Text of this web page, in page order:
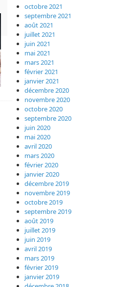
octobre 2021
septembre 2021
août 2021
juillet 2021
juin 2021
mai 2021
mars 2021
février 2021
janvier 2021
décembre 2020
novembre 2020
octobre 2020
septembre 2020
juin 2020
mai 2020
avril 2020
mars 2020
février 2020
janvier 2020
décembre 2019
novembre 2019
octobre 2019
septembre 2019
août 2019
juillet 2019
juin 2019
avril 2019
mars 2019
février 2019
janvier 2019